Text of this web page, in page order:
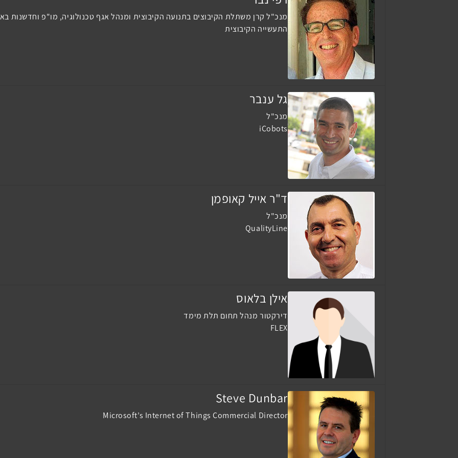
מנכ"ל קרן משתלת הקיבוצים בתנועה הקיבוצית ומנהל אגף טכנולוגיה, מו"פ וחדשנות
התעשייה הקיבוצית
גל ענבר
מנכ"ל
iCobots
ד"ר אייל קאופמן
מנכ"ל
QualityLine
אילן בלאוס
דירקטור מנהל תחום תלת מימד
FLEX
Steve Dunbar
Microsoft’s Internet of Things Commercial Director